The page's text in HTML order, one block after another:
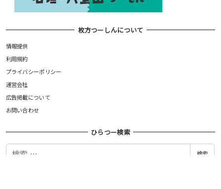
枚方つーしんについて
情報提供
利用規約
プライバシーポリシー
運営会社
広告掲載について
お問い合わせ
ひらつー検索
検
検索